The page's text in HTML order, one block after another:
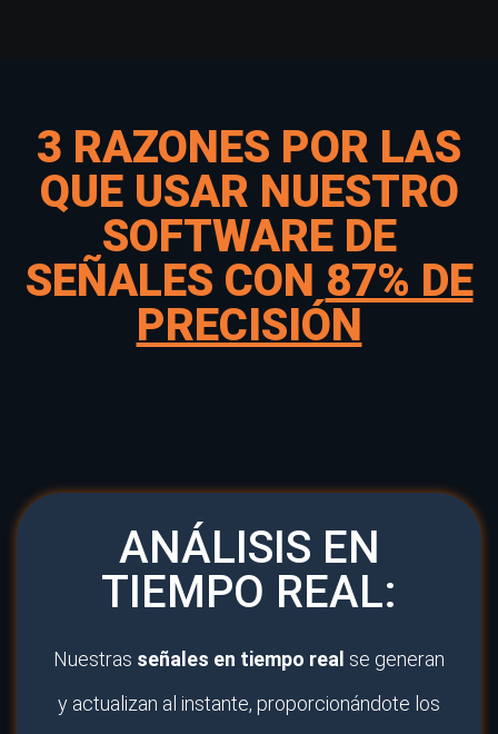
3 RAZONES POR LAS
QUE USAR NUESTRO
SOFTWARE DE
SEÑALES CON 87% DE
PRECISIÓN
ANÁLISIS EN
TIEMPO REAL:
Nuestras señales en tiempo real se generan
y actualizan al instante, proporcionándote los